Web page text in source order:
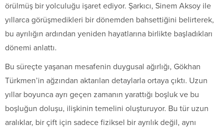
örülmüş bir yolculuğu işaret ediyor. Şarkıcı, Sinem Aksoy ile
yıllarca görüşmedikleri bir dönemden bahsettiğini belirterek,
bu ayrılığın ardından yeniden hayatlarına birlikte başladıkları
dönemi anlattı.
Bu süreçte yaşanan mesafenin duygusal ağırlığı, Gökhan
Türkmen’in ağzından aktarılan detaylarla ortaya çıktı. Uzun
yıllar boyunca ayrı geçen zamanın yarattığı boşluk ve bu
boşluğun doluşu, ilişkinin temelini oluşturuyor. Bu tür uzun
aralıklar, bir çift için sadece fiziksel bir ayrılık değil, aynı